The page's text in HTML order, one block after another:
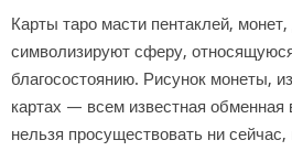
Карты таро масти пентаклей,
символизируют сферу,
благосостоянию. Рисунок монеты,
картах — всем известная обменная
нельзя просуществовать ни